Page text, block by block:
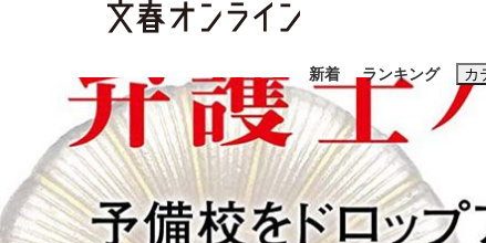
新着 ランキング カ
スクープ ニュー
おすすめの